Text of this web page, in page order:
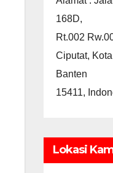
168D,
Rt.002
Ciputat,
Banten
15411,
Lokasi